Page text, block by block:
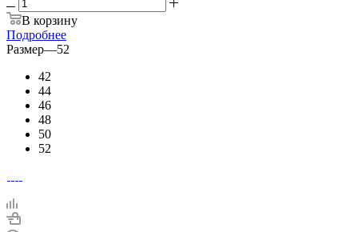
В корзину
Подробнее
Размер—52
42
44
46
48
50
52